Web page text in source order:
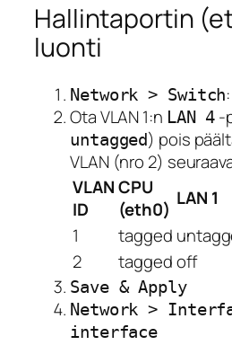
Hallintaportin
luonti
Network > Switch
Ota VLAN 1:n LAN 4 -
untagged) pois
VLAN (nro 2)
VLAN
ID
CPU
(eth0) LAN 1
1
tagged
2
taggedoff
Save & Apply
Network >
interface